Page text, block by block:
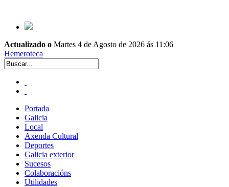
Actualizado o Martes 4 de Agosto de 2026 ás 11:06
Hemeroteca
Portada
Galicia
Local
Axenda Cultural
Deportes
Galicia exterior
Sucesos
Colaboracións
Utilidades